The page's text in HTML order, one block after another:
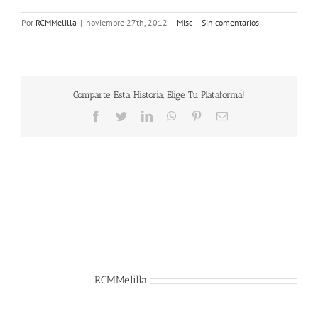
Por RCMMelilla | noviembre 27th, 2012 | Misc | Sin comentarios
Comparte Esta Historia, Elige Tu Plataforma!
Facebook
TwitterLinkedInWhatsApp
PinterestCorreo
RCMMelilla